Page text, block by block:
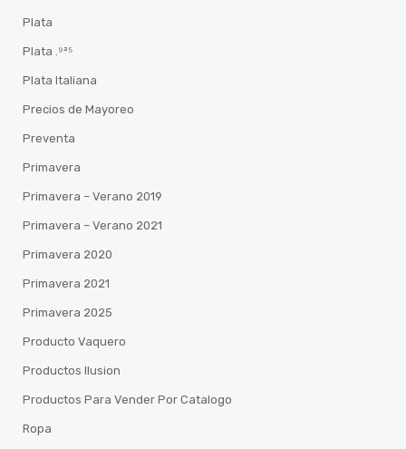
Plata
Plata .⁹²⁵
Plata Italiana
Precios de Mayoreo
Preventa
Primavera
Primavera – Verano 2019
Primavera – Verano 2021
Primavera 2020
Primavera 2021
Primavera 2025
Producto Vaquero
Productos Ilusion
Productos Para Vender Por Catalogo
Ropa